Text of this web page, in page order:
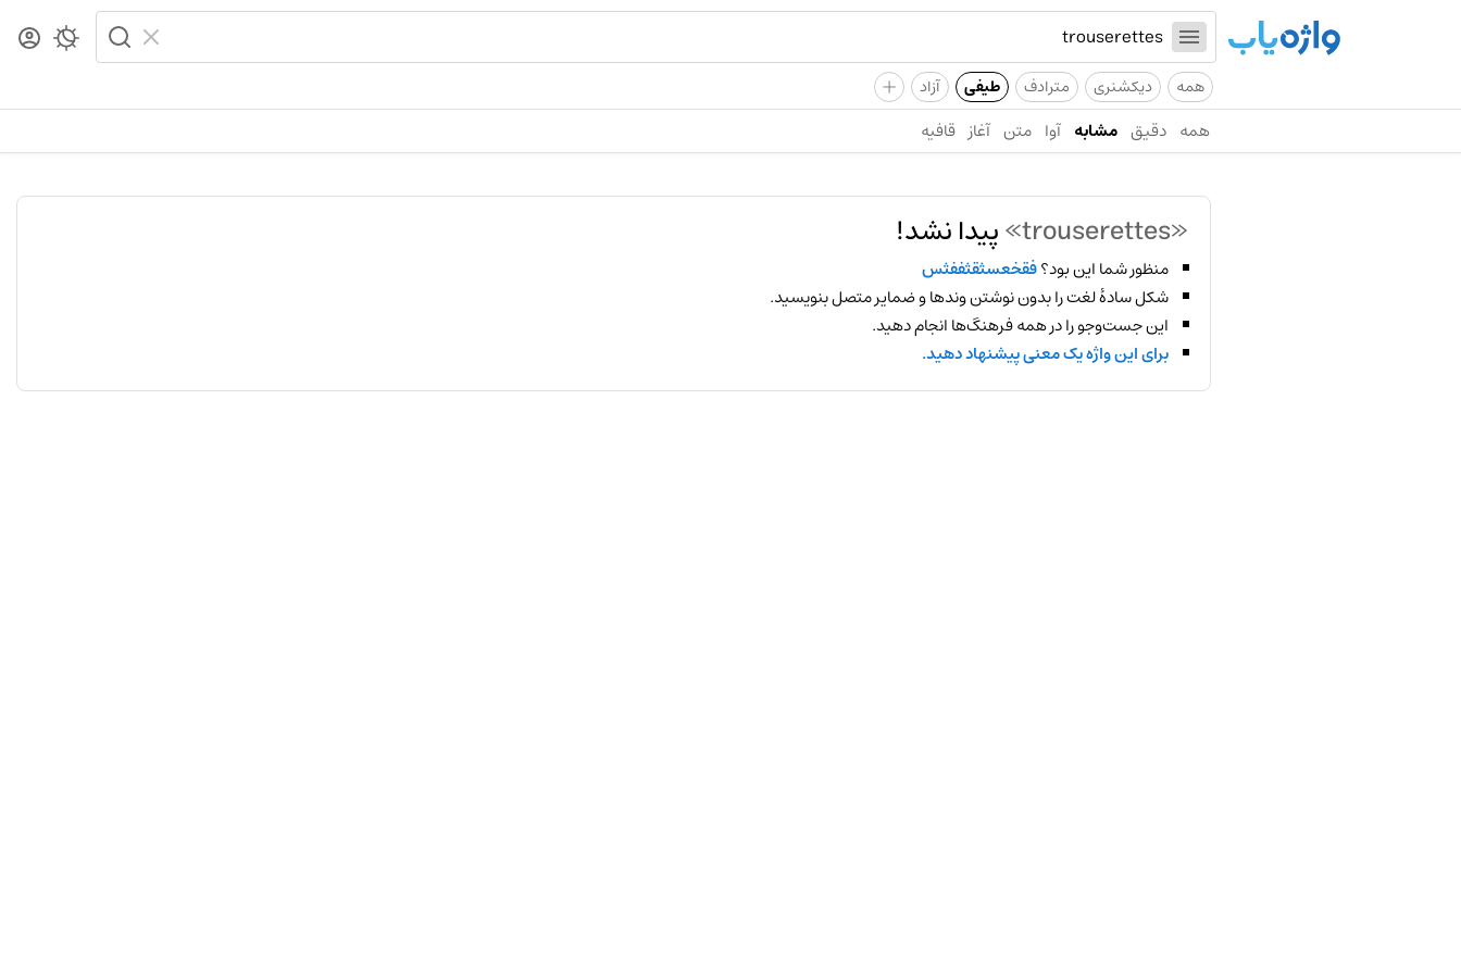
همه دیکشنری مترادف طیفی آزاد +
همه دقیق مشابه آوا متن آغاز قافیه
«trouserettes» پیدا نشد!
منظور شما این بود؟فقخعسثقثففثس
شکل سادهٔ لغت را بدون نوشتن وندها و ضمایر متصل بنویسید.
این جست‌وجو را در همه فرهنگ‌ها انجام دهید.
برای این واژه یک معنی پیشنهاد دهید.